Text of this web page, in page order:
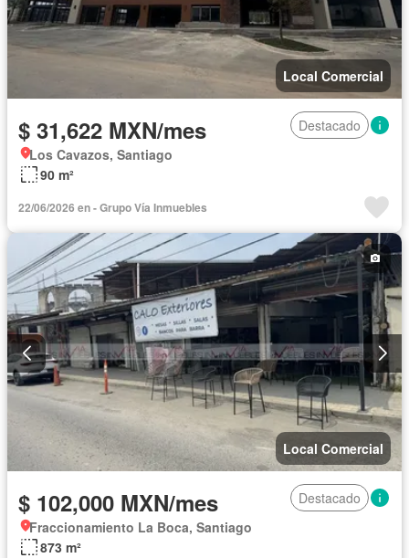
Local Comercial
$ 31,622 MXN/mes
Destacado
Los Cavazos, Santiago
90 m²
22/06/2026 en - Grupo Vía Inmuebles
Local Comercial
$ 102,000 MXN/mes
Destacado
Fraccionamiento La Boca, Santiago
873 m²